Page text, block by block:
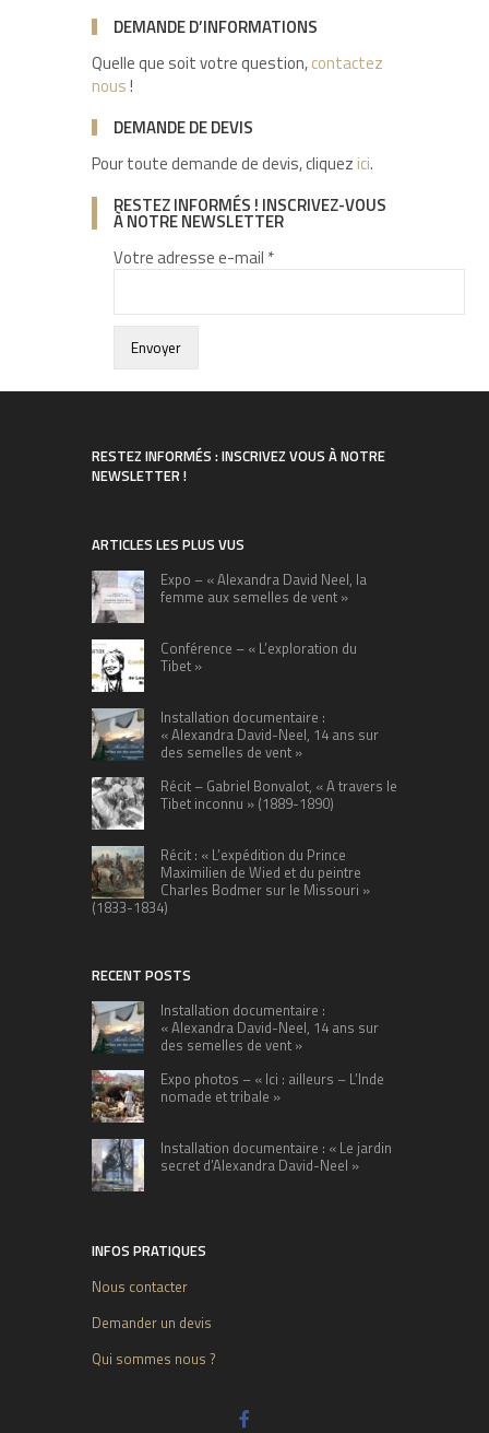
DEMANDE D’INFORMATIONS
Quelle que soit votre question,contactez
nous!
DEMANDE DE DEVIS
Pour toute demande de devis, cliquez ici.
RESTEZ INFORMÉS ! INSCRIVEZ-VOUS
À NOTRE NEWSLETTER
Votre adresse e-mail *
RESTEZ INFORMÉS : INSCRIVEZ VOUS À NOTRE
NEWSLETTER !
ARTICLES LES PLUS VUS
Expo – « Alexandra David Neel, la
femme aux semelles de vent »
Conférence – « L’exploration du
Tibet »
Installation documentaire :
« Alexandra David-Neel, 14 ans sur
des semelles de vent »
Récit – Gabriel Bonvalot, « A travers le
Tibet inconnu » (1889-1890)
Récit : « L’expédition du Prince
Maximilien de Wied et du peintre
Charles Bodmer sur le Missouri »
(1833-1834)
RECENT POSTS
Installation documentaire :
« Alexandra David-Neel, 14 ans sur
des semelles de vent »
Expo photos – « Ici : ailleurs – L’Inde
nomade et tribale »
Installation documentaire : « Le jardin
secret d’Alexandra David-Neel »
INFOS PRATIQUES
Nous contacter
Demander un devis
Qui sommes nous ?